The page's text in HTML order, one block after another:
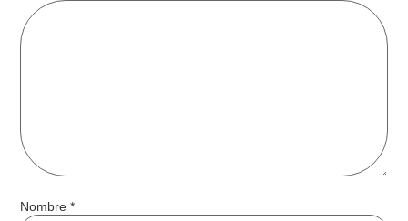
Nombre*